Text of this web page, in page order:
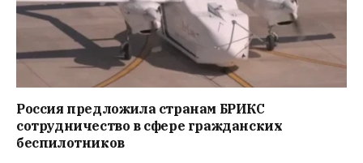
Россия предложила странам БРИКС
сотрудничество в сфере гражданских
беспилотников